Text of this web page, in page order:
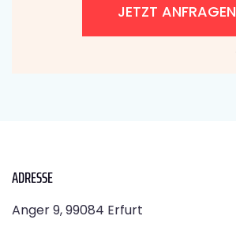
JETZT ANFRAGEN
ADRESSE
Anger 9, 99084 Erfurt